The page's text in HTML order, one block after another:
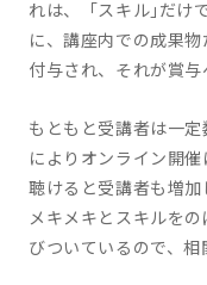
れは、「スキル｣だけ
に、講座内での成果
付与され、それが賞与
もともと受講者は一
によりオンライン開
聴けると受講者も増
メキメキとスキルを
びついているので、相